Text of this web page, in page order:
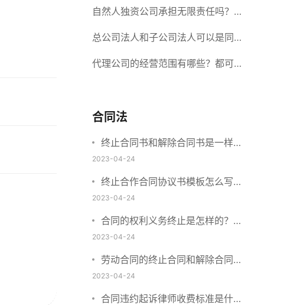
要准备什么材料？
自然人独资公司承担无限责任吗？有
限责任公司与有限责任公司的区别
总公司法人和子公司法人可以是同一
个人吗？总公司更名分公司需要更改
代理公司的经营范围有哪些？都可以
合同法
终止合同书和解除合同书是一样的
吗？提前终止合同算不算违约？
2023-04-24
终止合作合同协议书模板怎么写？
合同违约诉讼流程是怎样的？
2023-04-24
合同的权利义务终止是怎样的？合
同违约如何终止合同？
2023-04-24
劳动合同的终止合同和解除合同的
区别是什么？起诉合同纠纷流程是
怎样的？
2023-04-24
合同违约起诉律师收费标准是什